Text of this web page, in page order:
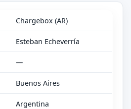
Chargebox (AR)
Esteban Echeverría
—
Buenos Aires
Argentina